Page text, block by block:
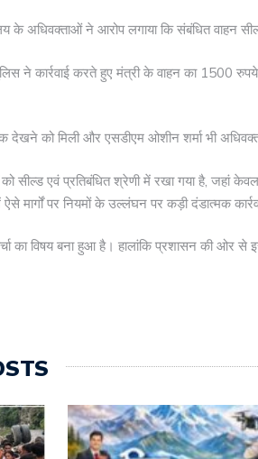
के अधिवक्ताओं ने आरोप लगाया कि संबंधित वाहन
ने कार्रवाई करते हुए मंत्री के वाहन का 1500
देखने को मिली और एसडीएम ओशीन शर्मा भी
सील्ड एवं प्रतिबंधित श्रेणी में रखा गया है, जहां
मार्गों पर नियमों के उल्लंघन पर कड़ी दंडात्मक
का विषय बना हुआ है। हालांकि प्रशासन की ओर